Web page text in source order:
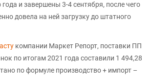
и завершены 3-4 сентября, после чего
довела на ней загрузку до штатного
компании Маркет Репорт, поставки ПП
по итогам 2021 года составили 1 494,28
по формуле производство + импорт –